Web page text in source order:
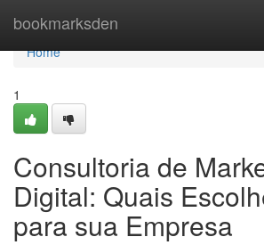
bookmarksden
Home
Home
1
Consultoria de
Digital: Quais
para sua Empresa